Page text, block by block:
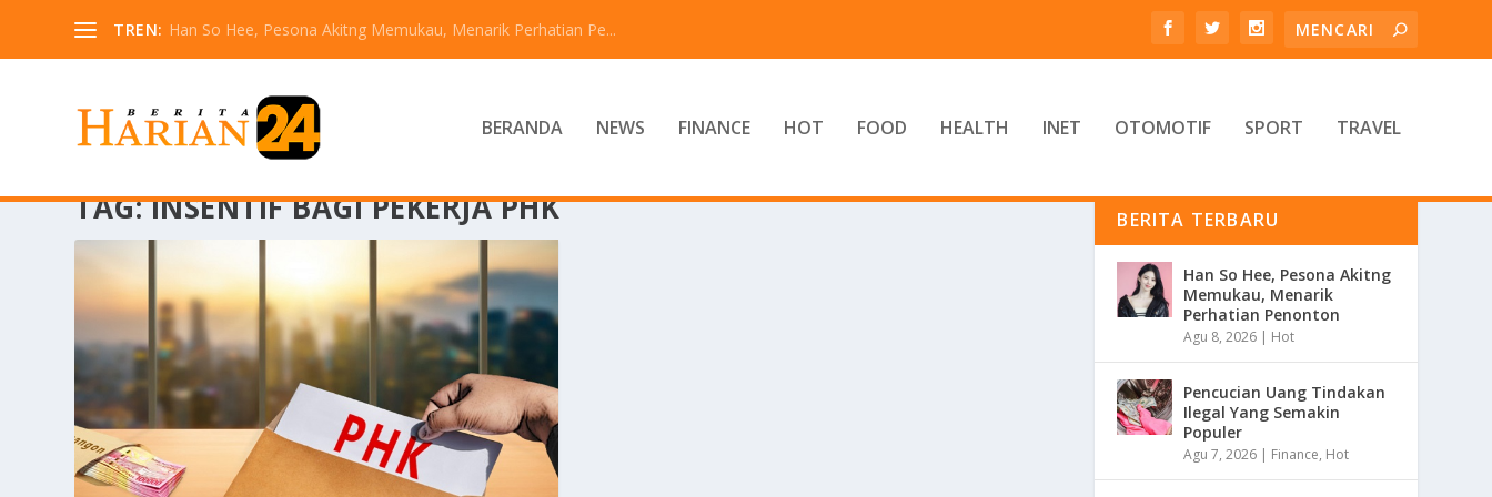
TREN: Han So Hee, Pesona Akitng Memukau, Menarik Perhatian Pe...
BERANDA NEWS FINANCE HOT FOOD HEALTH INET OTOMOTIF SPORT TRAVEL
TAG:INSENTIF BAGI PEKERJA PHK BERITA TERBARU
Han So Hee, Pesona Akitng
Memukau, Menarik
Perhatian Penonton
Agu 8, 2026 | Hot
Pencucian Uang Tindakan
Ilegal Yang Semakin
Populer
Agu 7, 2026 | Finance, Hot